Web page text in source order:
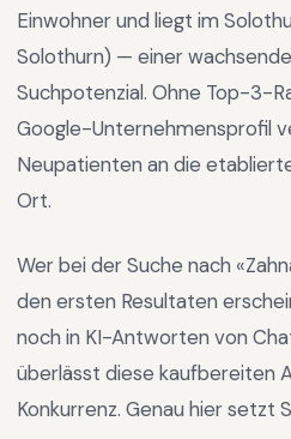
Einwohner und liegt im
Solothurn) — einer
Suchpotenzial. Ohne Top-3-
Google-Unternehmensprofil
Neupatienten an die
Ort.
Wer bei der Suche nach «
den ersten Resultaten
noch in KI-Antworten von
überlässt diese kaufbereiten
Konkurrenz. Genau hier setzt